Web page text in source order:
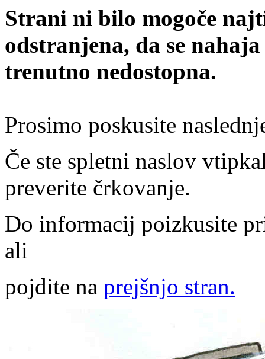
Strani ni bilo mogoče
odstranjena, da se
trenutno nedostopna.
Prosimo poskusite
Če ste spletni naslov
preverite črkovanje.
Do informacij poizkusite
ali
pojdite na prejšnjo stran.